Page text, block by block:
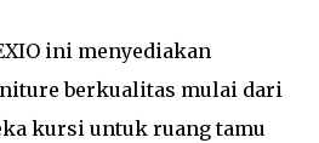
ini menyediakan
berkualitas mulai dari
kursi untuk ruang tamu